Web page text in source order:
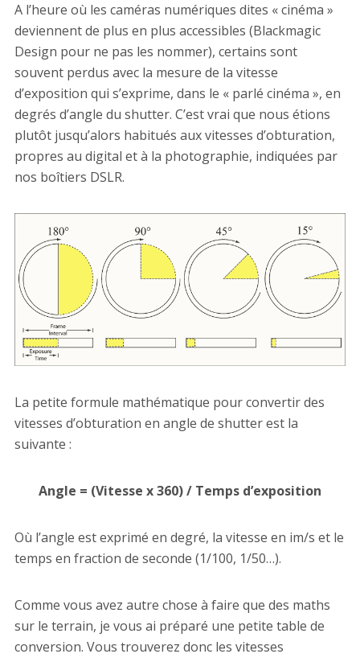
A l’heure où les caméras numériques dites « cinéma »
deviennent de plus en plus accessibles (Blackmagic
Design pour ne pas les nommer), certains sont
souvent perdus avec la mesure de la vitesse
d’exposition qui s’exprime, dans le « parlé cinéma », en
degrés d’angle du shutter. C’est vrai que nous étions
plutôt jusqu’alors habitués aux vitesses d’obturation,
propres au digital et à la photographie, indiquées par
nos boîtiers DSLR.
La petite formule mathématique pour convertir des
vitesses d’obturation en angle de shutter est la
suivante :
Angle = (Vitesse x 360) / Temps d’exposition
Où l’angle est exprimé en degré, la vitesse en im/s et le
temps en fraction de seconde (1/100, 1/50…).
Comme vous avez autre chose à faire que des maths
sur le terrain, je vous ai préparé une petite table de
conversion. Vous trouverez donc les vitesses